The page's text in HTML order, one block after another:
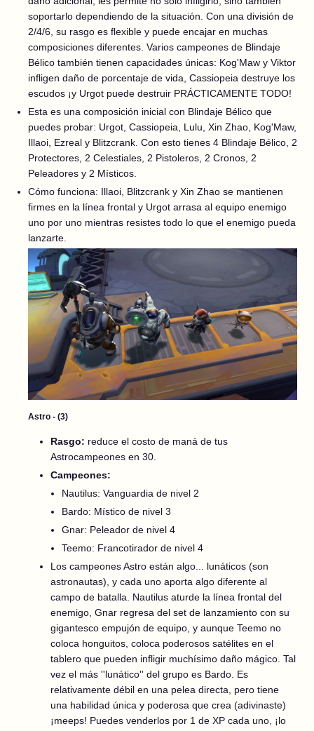
soportarlo dependiendo de la situación. Con una división de
2/4/6, su rasgo es flexible y puede encajar en muchas
composiciones diferentes. Varios campeones de Blindaje
Bélico también tienen capacidades únicas: Kog'Maw y Viktor
infligen daño de porcentaje de vida, Cassiopeia destruye los
escudos ¡y Urgot puede destruir PRÁCTICAMENTE TODO!
Esta es una composición inicial con Blindaje Bélico que
puedes probar: Urgot, Cassiopeia, Lulu, Xin Zhao, Kog'Maw,
Illaoi, Ezreal y Blitzcrank. Con esto tienes 4 Blindaje Bélico, 2
Protectores, 2 Celestiales, 2 Pistoleros, 2 Cronos, 2
Peleadores y 2 Místicos.
Cómo funciona: Illaoi, Blitzcrank y Xin Zhao se mantienen
firmes en la línea frontal y Urgot arrasa al equipo enemigo
uno por uno mientras resistes todo lo que el enemigo pueda
lanzarte.
Astro - (3)
Rasgo: reduce el costo de maná de tus
Astrocampeones en 30.
Campeones:
Nautilus: Vanguardia de nivel 2
Bardo: Místico de nivel 3
Gnar: Peleador de nivel 4
Teemo: Francotirador de nivel 4
Los campeones Astro están algo... lunáticos (son
astronautas), y cada uno aporta algo diferente al
campo de batalla. Nautilus aturde la línea frontal del
enemigo, Gnar regresa del set de lanzamiento con su
gigantesco empujón de equipo, y aunque Teemo no
coloca honguitos, coloca poderosos satélites en el
tablero que pueden infligir muchísimo daño mágico. Tal
vez el más ''lunático'' del grupo es Bardo. Es
relativamente débil en una pelea directa, pero tiene
una habilidad única y poderosa que crea (adivinaste)
¡meeps! Puedes venderlos por 1 de XP cada uno, ¡lo